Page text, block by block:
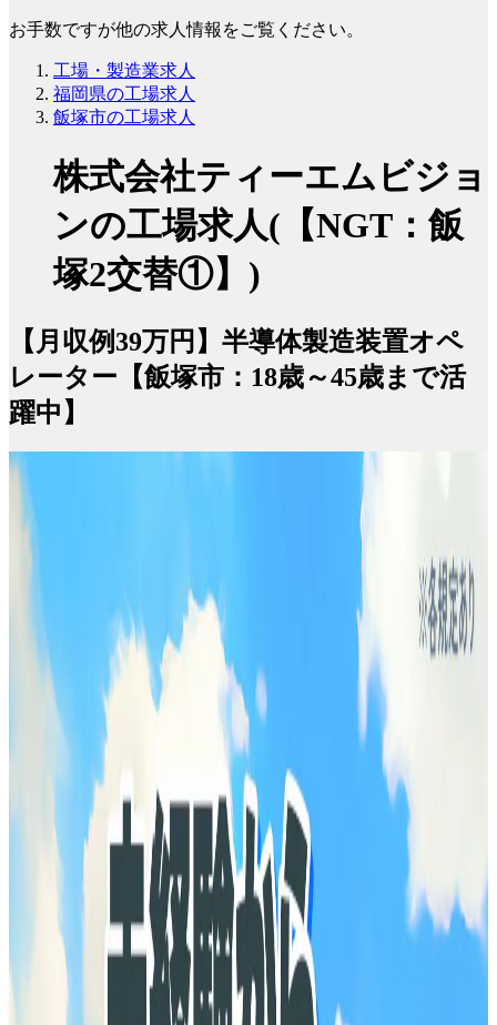
お手数ですが他の求人情報をご覧ください。
工場・製造業求人
福岡県の工場求人
飯塚市の工場求人
株式会社ティーエムビジョ
ンの工場求人(【NGT：飯
塚2交替①】)
【月収例39万円】半導体製造装置オペ
レーター【飯塚市：18歳～45歳まで活
躍中】